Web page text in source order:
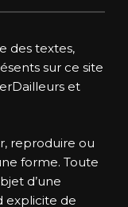
des textes,
sur ce site
et
reproduire ou
forme. Toute
d’une
explicite de